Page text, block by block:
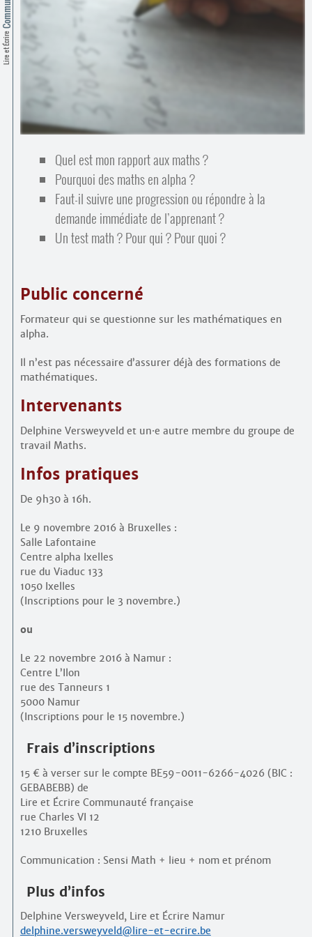
Comprendre et parler
Trouver un lieu d’alphabétisation
Lire et Écrire
Quel est mon rapport aux maths ?
Pourquoi des maths en alpha ?
Faut-il suivre une progression ou répondre à la
demande immédiate de l’apprenant ?
Un test math ? Pour qui ? Pour quoi ?
Public concerné
Formateur qui se questionne sur les mathématiques en
alpha.
Il n’est pas nécessaire d’assurer déjà des formations de
mathématiques.
Intervenants
Delphine Versweyveld et un·e autre membre du groupe de
travail Maths.
Infos pratiques
De 9h30 à 16h.
Le 9 novembre 2016 à Bruxelles :
Salle Lafontaine
Centre alpha Ixelles
rue du Viaduc 133
1050 Ixelles
(Inscriptions pour le 3 novembre.)
ou
Le 22 novembre 2016 à Namur :
Centre L’Ilon
rue des Tanneurs 1
5000 Namur
(Inscriptions pour le 15 novembre.)
Frais d’inscriptions
15 € à verser sur le compte BE59-0011-6266-4026 (BIC :
GEBABEBB) de
Lire et Écrire Communauté française
rue Charles VI 12
1210 Bruxelles
Communication : Sensi Math + lieu + nom et prénom
Plus d’infos
Delphine Versweyveld, Lire et Écrire Namur
delphine.versweyveld@lire-et-ecrire.be